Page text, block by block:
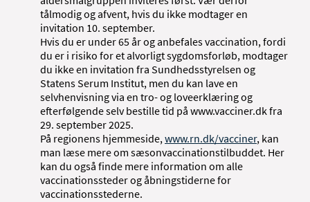
tålmodig og afvent, hvis du ikke modtager en
invitation 10. september.
Hvis du er under 65 år og anbefales vaccination, fordi
du er i risiko for et alvorligt sygdomsforløb, modtager
du ikke en invitation fra Sundhedsstyrelsen og
Statens Serum Institut, men du kan lave en
selvhenvisning via en tro- og loveerklæring og
efterfølgende selv bestille tid på www.vacciner.dk fra
29. september 2025.
På regionens hjemmeside,www.rn.dk/vacciner, kan
man læse mere om sæsonvaccinationstilbuddet. Her
kan du også finde mere information om alle
vaccinationssteder og åbningstiderne for
vaccinationsstederne.